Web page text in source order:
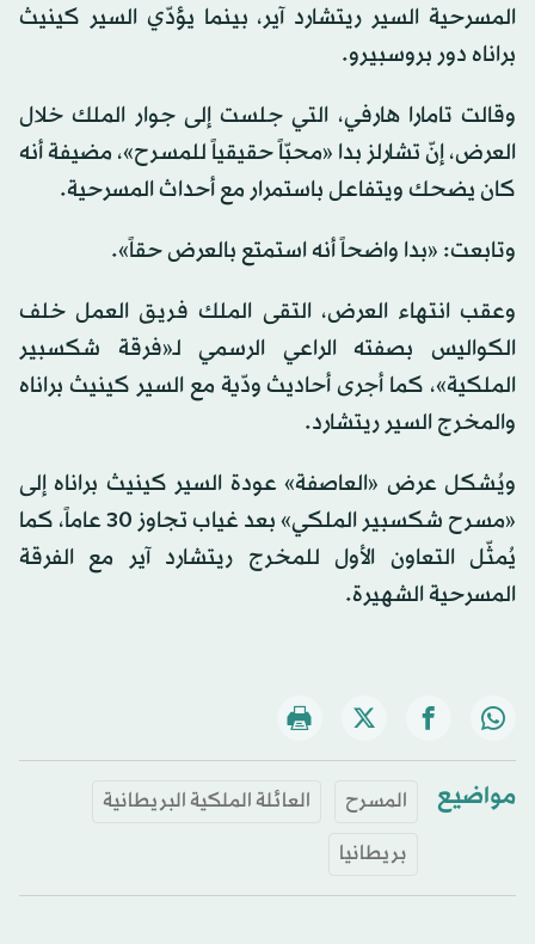
المسرحية السير ريتشارد آير، بينما يؤدّي السير كينيث
براناه دور بروسبيرو.
وقالت تامارا هارفي، التي جلست إلى جوار الملك خلال
العرض، إنّ تشارلز بدا «محبّاً حقيقياً للمسرح»، مضيفة أنه
كان يضحك ويتفاعل باستمرار مع أحداث المسرحية.
وتابعت: «بدا واضحاً أنه استمتع بالعرض حقاً».
وعقب انتهاء العرض، التقى الملك فريق العمل خلف
الكواليس بصفته الراعي الرسمي لـ«فرقة شكسبير
الملكية»، كما أجرى أحاديث ودّية مع السير كينيث براناه
والمخرج السير ريتشارد.
ويُشكل عرض «العاصفة» عودة السير كينيث براناه إلى
«مسرح شكسبير الملكي» بعد غياب تجاوز 30 عاماً، كما
يُمثّل التعاون الأول للمخرج ريتشارد آير مع الفرقة
المسرحية الشهيرة.
مواضيع المسرح
العائلة الملكية البريطانية
بريطانيا